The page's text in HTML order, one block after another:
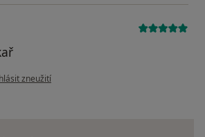
názoru uživatele Pacient
zneužití